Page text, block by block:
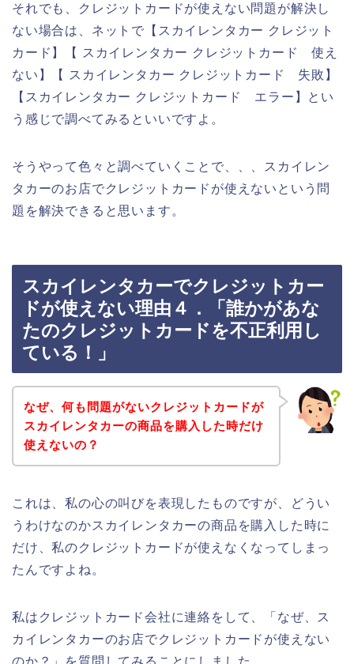
それでも、クレジットカードが使えない問題が解決し
ない場合は、ネットで【スカイレンタカー クレジット
カード】【 スカイレンタカー クレジットカード 使え
ない】【 スカイレンタカー クレジットカード 失敗】
【スカイレンタカー クレジットカード エラー】とい
う感じで調べてみるといいですよ。
そうやって色々と調べていくことで、、、スカイレン
タカーのお店でクレジットカードが使えないという問
題を解決できると思います。
スカイレンタカーでクレジットカー
ドが使えない理由４．「誰かがあな
たのクレジットカードを不正利用し
ている！」
なぜ、何も問題がないクレジットカードが
スカイレンタカーの商品を購入した時だけ
使えないの？
これは、私の心の叫びを表現したものですが、どうい
うわけなのかスカイレンタカーの商品を購入した時に
だけ、私のクレジットカードが使えなくなってしまっ
たんですよね。
私はクレジットカード会社に連絡をして、「なぜ、ス
カイレンタカーのお店でクレジットカードが使えない
のか？」を質問してみることにしました。